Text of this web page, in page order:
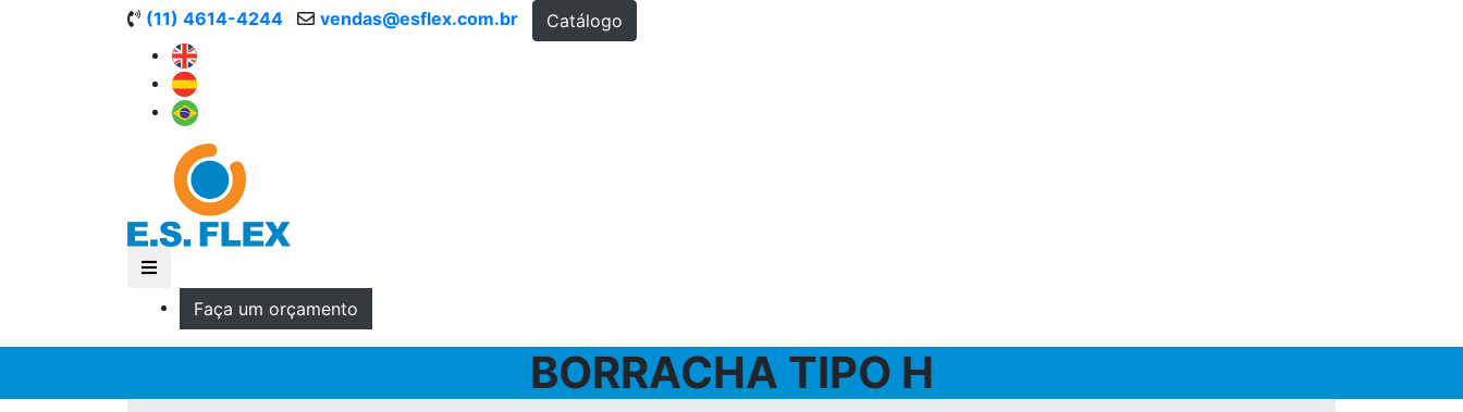
(11) 4614-4244 vendas@esflex.com.br Catálogo
Faça um orçamento
BORRACHA TIPO H